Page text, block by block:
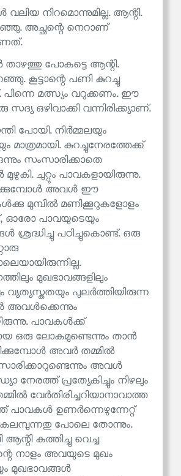
നിറമൊന്നുമില്ല. ആന്റി.
അച്ഛന്റെ നെറാണ്
പോകട്ടെ ആന്റി.
കൂട്ടാന്റെ പണി കുറച്ചു
പിന്നെ മത്സ്യം വറുക്കണം. ഈ
സദ്യ ഒഴിവാക്കി വന്നിരിക്ക്യാണ്.
പോയി. നിർമ്മലയും
മാത്രമായി. കുറച്ചുനേരത്തേക്ക്
സംസാരിക്കാതെ
ചുറ്റും പാവകളായിരുന്നു.
അവൾ ഈ
മുമ്പിൽ മണിക്കൂറുകളോളം
ഓരോ പാവയുടെയും
ശ്രദ്ധിച്ചു പഠിച്ചുകൊണ്ട്. ഒരു
മുഖഭാവങ്ങളിലും
വ്യത്യസ്തതയും പുലർത്തിയിരുന്ന
പാവകൾക്ക്
ഒരു ലോകമുണ്ടെന്നും താൻ
അവർ തമ്മിൽ
അവൾ
നേരത്ത് പ്രത്യേകിച്ചും നിഴലും
വേർതിരിച്ചറിയാനാവാത്ത
ഉണർന്നെഴുന്നേറ്റ്
കലമ്പുന്നതു പോലെ തോന്നും.
ആന്റി കത്തിച്ചു വെച്ച
നാളം അവയുടെ മുഖം
മുഖഭാവങ്ങൾ